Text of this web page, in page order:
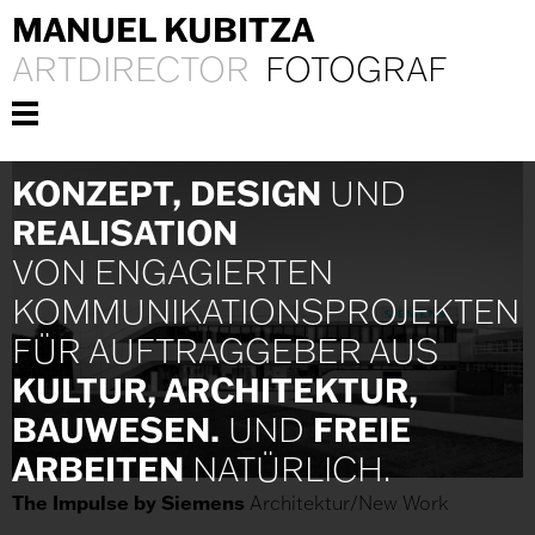
MANUEL KUBITZA
ARTDIRECTOR FOTOGRAF
KONZEPT, DESIGN UND
REALISATION
VON ENGAGIERTEN
KOMMUNIKATIONS­PROJEKTEN
FÜR AUFTRAGGEBER AUS
KULTUR, ARCHITEKTUR,
BAUWESEN. UND FREIE
ARBEITENNATÜRLICH.
The Impulse by Siemens Architektur/New Work